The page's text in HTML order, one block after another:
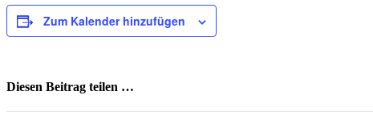
Zum Kalender hinzufügen
Diesen Beitrag teilen …